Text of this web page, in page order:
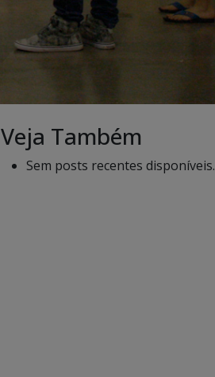
Veja Também
Sem posts recentes disponíveis.